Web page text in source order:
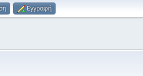
Εγγραφή